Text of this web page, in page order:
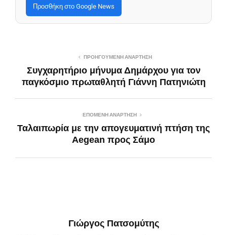
Προσθήκη στο Google News
ΠΡΟΗΓΟΎΜΕΝΗ ΑΝΆΡΤΗΣΗ
Συγχαρητήριο μήνυμα Δημάρχου για τον
παγκόσμιο πρωταθλητή Γιάννη Πατηνιώτη
ΕΠΌΜΕΝΗ ΑΝΆΡΤΗΣΗ
Ταλαιπωρία με την απογευματινή πτήση της
Aegean προς Σάμο
Γιώργος Πατσομύτης